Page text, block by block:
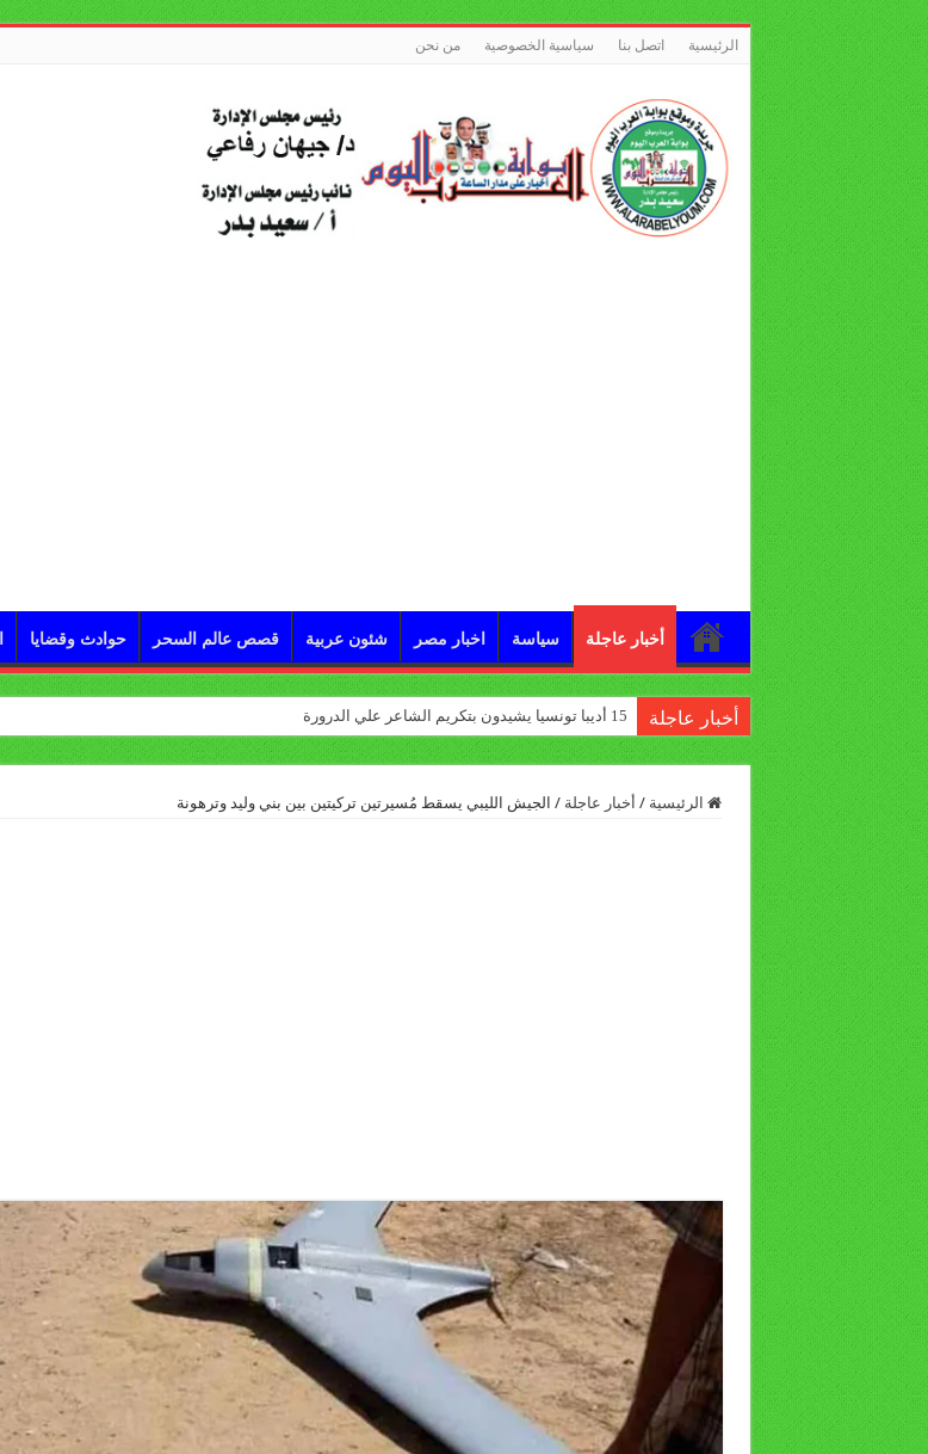
الرئيسية اتصل بنا سياسية الخصوصية من نحن
أخبار عاجلة سياسة اخبار مصر شئون عربية قصص عالم السحر حوادث وقضايا
أخبار عاجلة 15 أديبا تونسيا يشيدون بتكريم الشاعر علي الدرورة
الرئيسية / أخبار عاجلة / الجيش الليبي يسقط مُسيرتين تركيتين بين بني وليد وترهونة